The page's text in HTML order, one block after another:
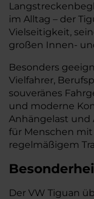
im Alltag – der
Vielseitigkeit,
großen Innen-
Besonders
Vielfahrer,
souveränes
und moderne
Anhängelast und
für Menschen
regelmäßigem
Der VW Tiguan